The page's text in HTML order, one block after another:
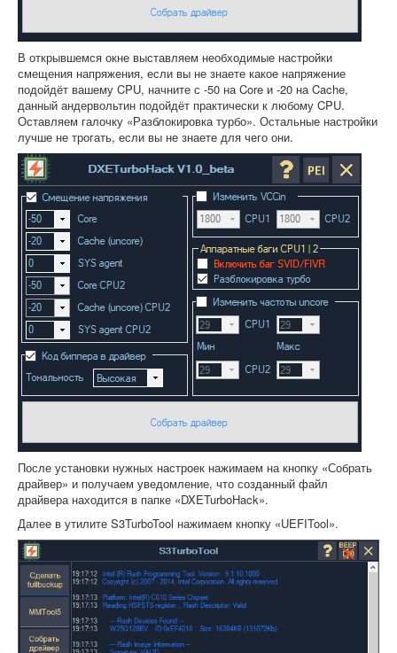
В открывшемся окне выставляем необходимые настройки
смещения напряжения, если вы не знаете какое напряжение
подойдёт вашему CPU, начните с -50 на Core и -20 на Cache,
данный андервольтин подойдёт практически к любому CPU.
Оставляем галочку «Разблокировка турбо». Остальные настройки
лучше не трогать, если вы не знаете для чего они.
После установки нужных настроек нажимаем на кнопку «Собрать
драйвер» и получаем уведомление, что созданный файл
драйвера находится в папке «DXETurboHack».
Далее в утилите S3TurboTool нажимаем кнопку «UEFITool».